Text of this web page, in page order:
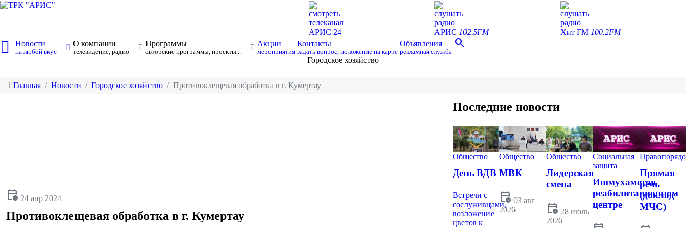
смотреть
телеканал
АРИС 24
слушать
радио
АРИС 102.5FM
слушать
радио
Хит FM 100.2FM
Новости
на любой вкус
О компании
телевидение, радио
Программы
авторские программы, проекты...
Акции
мероприятия
Контакты
задать вопрос, положение на карте
Объявления
рекламная служба
search
Городское хозяйство
Главная Новости Городское хозяйство Противоклещевая обработка в г. Кумертау
calendar_clock 24 апр 2024
Противоклещевая обработка в г. Кумертау
Последние новости
Общество
День ВДВ
Встречи с
сослуживцами,
возложение
цветов к
Общество
МВК
calendar_clock 03 авг
2026
Общество
Лидерская
смена
calendar_clock 28 июль
2026
Социальная
защита
Ишмухаметов
реабилитационном
центре
Прямая
речь
(доклад
МЧС)